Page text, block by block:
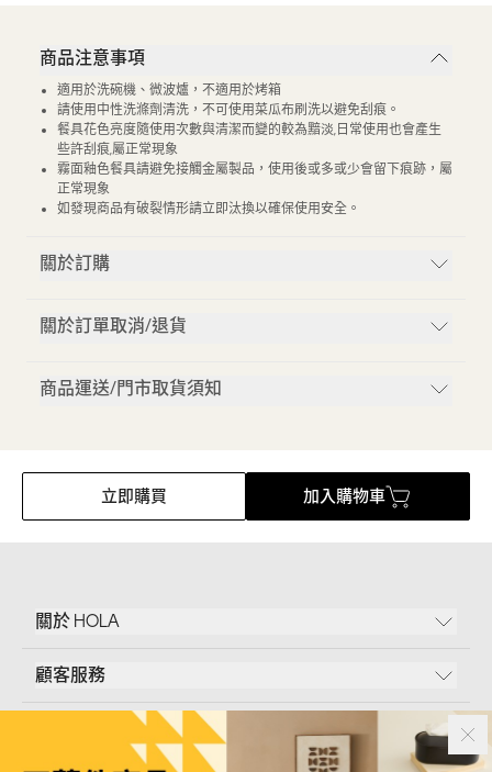
商品注意事項
適用於洗碗機、微波爐，不適用於烤箱
請使用中性洗滌劑清洗，不可使用菜瓜布刷洗以避免刮痕。
餐具花色亮度隨使用次數與清潔而變的較為黯淡,日常使用也會產生
些許刮痕,屬正常現象
霧面釉色餐具請避免接觸金屬製品，使用後或多或少會留下痕跡，屬
正常現象
如發現商品有破裂情形請立即汰換以確保使用安全。
關於訂購
關於訂單取消/退貨
商品運送/門市取貨須知
立即購買 加入購物車
關於 HOLA
顧客服務